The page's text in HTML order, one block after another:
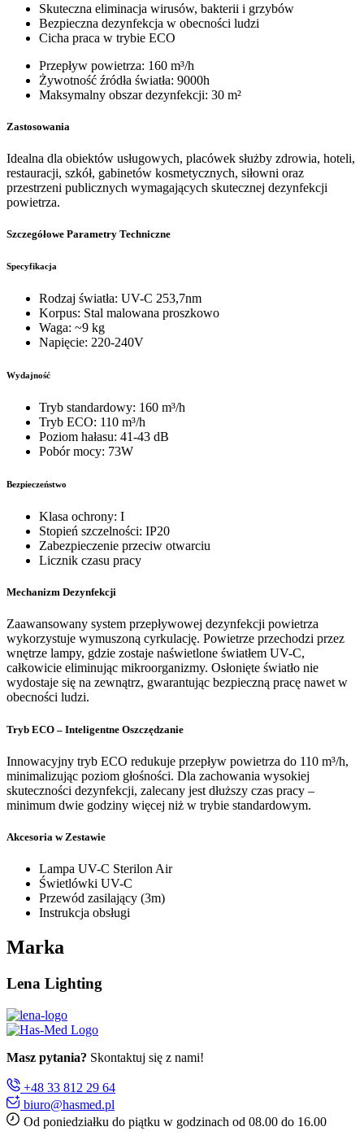
Skuteczna eliminacja wirusów, bakterii i grzybów
Bezpieczna dezynfekcja w obecności ludzi
Cicha praca w trybie ECO
Przepływ powietrza: 160 m³/h
Żywotność źródła światła: 9000h
Maksymalny obszar dezynfekcji: 30 m²
Zastosowania
Idealna dla obiektów usługowych, placówek służby zdrowia, hoteli,
restauracji, szkół, gabinetów kosmetycznych, siłowni oraz
przestrzeni publicznych wymagających skutecznej dezynfekcji
powietrza.
Szczegółowe Parametry Techniczne
Specyfikacja
Rodzaj światła: UV-C 253,7nm
Korpus: Stal malowana proszkowo
Waga: ~9 kg
Napięcie: 220-240V
Wydajność
Tryb standardowy: 160 m³/h
Tryb ECO: 110 m³/h
Poziom hałasu: 41-43 dB
Pobór mocy: 73W
Bezpieczeństwo
Klasa ochrony: I
Stopień szczelności: IP20
Zabezpieczenie przeciw otwarciu
Licznik czasu pracy
Mechanizm Dezynfekcji
Zaawansowany system przepływowej dezynfekcji powietrza
wykorzystuje wymuszoną cyrkulację. Powietrze przechodzi przez
wnętrze lampy, gdzie zostaje naświetlone światłem UV-C,
całkowicie eliminując mikroorganizmy. Osłonięte światło nie
wydostaje się na zewnątrz, gwarantując bezpieczną pracę nawet w
obecności ludzi.
Tryb ECO – Inteligentne Oszczędzanie
Innowacyjny tryb ECO redukuje przepływ powietrza do 110 m³/h,
minimalizując poziom głośności. Dla zachowania wysokiej
skuteczności dezynfekcji, zalecany jest dłuższy czas pracy –
minimum dwie godziny więcej niż w trybie standardowym.
Akcesoria w Zestawie
Lampa UV-C Sterilon Air
Świetlówki UV-C
Przewód zasilający (3m)
Instrukcja obsługi
Marka
Lena Lighting
Masz pytania? Skontaktuj się z nami!
+48 33 812 29 64
biuro@hasmed.pl
Od poniedziałku do piątku w godzinach od 08.00 do 16.00